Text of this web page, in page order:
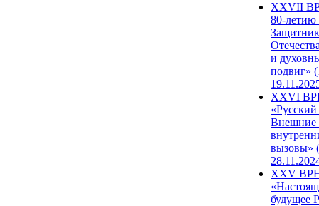
ХХVII
80-
и
подвиг»
XXVI
Внешние
вызовы»
XXV
будущее